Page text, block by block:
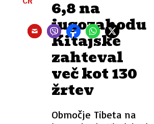
6,8 na
jugozahodu
Kitajske
zahteval
več kot 130
žrtev
Območje Tibeta na